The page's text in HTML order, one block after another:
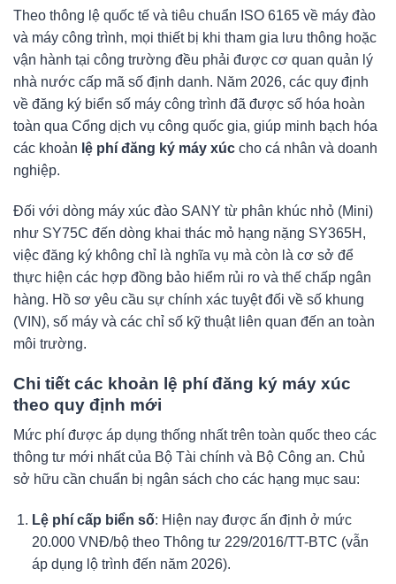
Theo thông lệ quốc tế và tiêu chuẩn ISO 6165 về máy đào
và máy công trình, mọi thiết bị khi tham gia lưu thông hoặc
vận hành tại công trường đều phải được cơ quan quản lý
nhà nước cấp mã số định danh. Năm 2026, các quy định
về đăng ký biển số máy công trình đã được số hóa hoàn
toàn qua Cổng dịch vụ công quốc gia, giúp minh bạch hóa
các khoản lệ phí đăng ký máy xúc cho cá nhân và doanh
nghiệp.
Đối với dòng máy xúc đào SANY từ phân khúc nhỏ (Mini)
như SY75C đến dòng khai thác mỏ hạng nặng SY365H,
việc đăng ký không chỉ là nghĩa vụ mà còn là cơ sở để
thực hiện các hợp đồng bảo hiểm rủi ro và thế chấp ngân
hàng. Hồ sơ yêu cầu sự chính xác tuyệt đối về số khung
(VIN), số máy và các chỉ số kỹ thuật liên quan đến an toàn
môi trường.
Chi tiết các khoản lệ phí đăng ký máy xúc
theo quy định mới
Mức phí được áp dụng thống nhất trên toàn quốc theo các
thông tư mới nhất của Bộ Tài chính và Bộ Công an. Chủ
sở hữu cần chuẩn bị ngân sách cho các hạng mục sau:
Lệ phí cấp biển số: Hiện nay được ấn định ở mức
20.000 VNĐ/bộ theo Thông tư 229/2016/TT-BTC (vẫn
áp dụng lộ trình đến năm 2026).